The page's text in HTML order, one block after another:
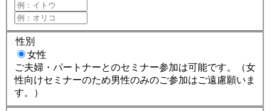
性別
女性
ご夫婦・パートナーとのセミナー参加は可能です。（女
性向けセミナーのため男性のみのご参加はご遠慮願いま
す。）